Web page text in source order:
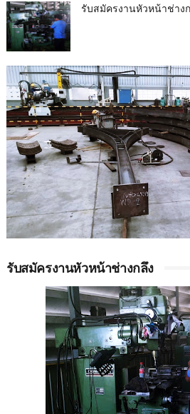
รับสมัครงานหัวหน้าช่าง
รับสมัครงานหัวหน้าช่างกลึง